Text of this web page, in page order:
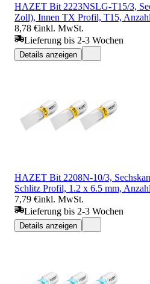
HAZET Bit 2223NSLG-T15/3,
Zoll), Innen TX Profil, T15,
8,78 €inkl. MwSt.
Lieferung bis 2-3 Wochen
Details anzeigen
HAZET Bit 2208N-10/3,
Schlitz Profil, 1.2 x 6.5 mm,
7,79 €inkl. MwSt.
Lieferung bis 2-3 Wochen
Details anzeigen